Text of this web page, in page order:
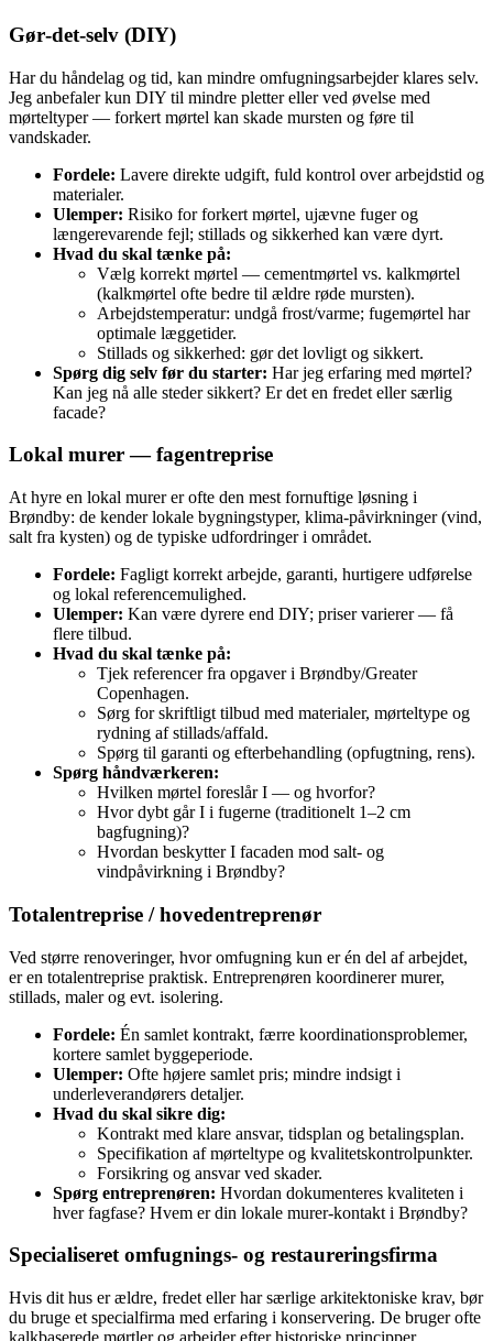
Gør‑det‑selv (DIY)
Har du håndelag og tid, kan mindre omfugningsarbejder klares selv.
Jeg anbefaler kun DIY til mindre pletter eller ved øvelse med
mørteltyper — forkert mørtel kan skade mursten og føre til
vandskader.
Fordele: Lavere direkte udgift, fuld kontrol over arbejdstid og
materialer.
Ulemper: Risiko for forkert mørtel, ujævne fuger og
længerevarende fejl; stillads og sikkerhed kan være dyrt.
Hvad du skal tænke på:
Vælg korrekt mørtel — cementmørtel vs. kalkmørtel
(kalkmørtel ofte bedre til ældre røde mursten).
Arbejdstemperatur: undgå frost/varme; fugemørtel har
optimale læggetider.
Stillads og sikkerhed: gør det lovligt og sikkert.
Spørg dig selv før du starter: Har jeg erfaring med mørtel?
Kan jeg nå alle steder sikkert? Er det en fredet eller særlig
facade?
Lokal murer — fagentreprise
At hyre en lokal murer er ofte den mest fornuftige løsning i
Brøndby: de kender lokale bygningstyper, klima‑påvirkninger (vind,
salt fra kysten) og de typiske udfordringer i området.
Fordele: Fagligt korrekt arbejde, garanti, hurtigere udførelse
og lokal referencemulighed.
Ulemper: Kan være dyrere end DIY; priser varierer — få
flere tilbud.
Hvad du skal tænke på:
Tjek referencer fra opgaver i Brøndby/Greater
Copenhagen.
Sørg for skriftligt tilbud med materialer, mørteltype og
rydning af stillads/affald.
Spørg til garanti og efterbehandling (opfugtning, rens).
Spørg håndværkeren:
Hvilken mørtel foreslår I — og hvorfor?
Hvor dybt går I i fugerne (traditionelt 1–2 cm
bagfugning)?
Hvordan beskytter I facaden mod salt- og
vindpåvirkning i Brøndby?
Totalentreprise / hovedentreprenør
Ved større renoveringer, hvor omfugning kun er én del af arbejdet,
er en totalentreprise praktisk. Entreprenøren koordinerer murer,
stillads, maler og evt. isolering.
Fordele: Én samlet kontrakt, færre koordinationsproblemer,
kortere samlet byggeperiode.
Ulemper: Ofte højere samlet pris; mindre indsigt i
underleverandørers detaljer.
Hvad du skal sikre dig:
Kontrakt med klare ansvar, tidsplan og betalingsplan.
Specifikation af mørteltype og kvalitetskontrolpunkter.
Forsikring og ansvar ved skader.
Spørg entreprenøren: Hvordan dokumenteres kvaliteten i
hver fagfase? Hvem er din lokale murer‑kontakt i Brøndby?
Specialiseret omfugnings‑ og restaureringsfirma
Hvis dit hus er ældre, fredet eller har særlige arkitektoniske krav, bør
du bruge et specialfirma med erfaring i konservering. De bruger ofte
kalkbaserede mørtler og arbejder efter historiske principper.